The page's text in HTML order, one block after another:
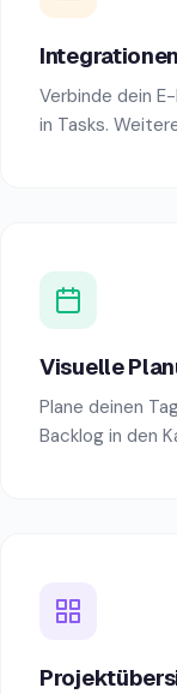
Integrationen
Verbinde dein
in Tasks.
Visuelle
Plane deinen
Backlog in den